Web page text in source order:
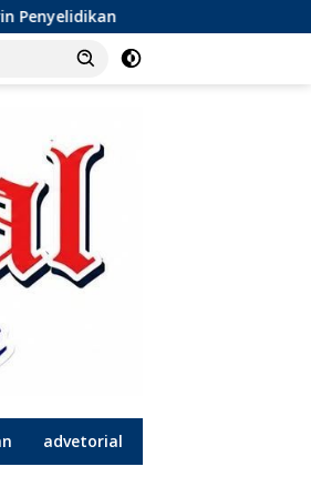
Dinamika Baru Sepak Bola Surabaya:
advetorial